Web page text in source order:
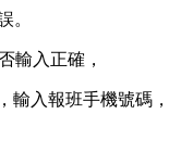
。
輸入正確，
輸入報班手機號碼，